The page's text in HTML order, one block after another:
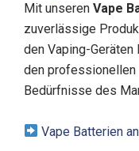
Mit unseren Vape
zuverlässige
den Vaping-
den professionellen
Bedürfnisse des
Vape Batterien